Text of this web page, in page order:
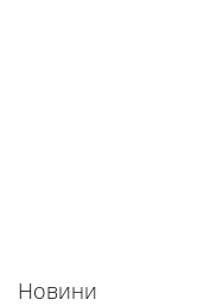
Новини